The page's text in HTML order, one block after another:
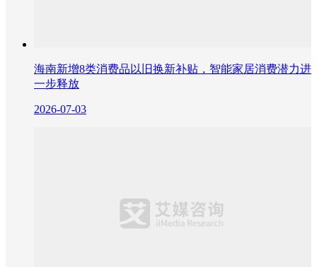
海南新增8类消费品以旧换新补贴，智能家居消费潜力进
一步释放
2026-07-03